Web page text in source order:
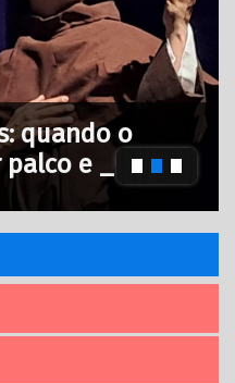
quando o
e _